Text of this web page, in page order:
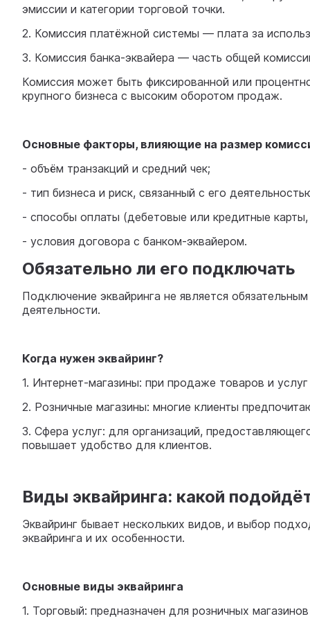
эмиссии и категории торговой точки.
2. Комиссия платёжной системы — плата за
3. Комиссия банка-эквайера — часть общей
Комиссия может быть фиксированной или
крупного бизнеса с высоким оборотом продаж.
Основные факторы, влияющие на размер
- объём транзакций и средний чек;
- тип бизнеса и риск, связанный с его
- способы оплаты (дебетовые или кредитные
- условия договора с банком-эквайером.
Обязательно ли его подключать
Подключение эквайринга не является
деятельности.
Когда нужен эквайринг?
1. Интернет-магазины: при продаже товаров и
2. Розничные магазины: многие клиенты
3. Сфера услуг: для организаций,
повышает удобство для клиентов.
Виды эквайринга: какой
Эквайринг бывает нескольких видов, и выбор
эквайринга и их особенности.
Основные виды эквайринга
1. Торговый: предназначен для розничных